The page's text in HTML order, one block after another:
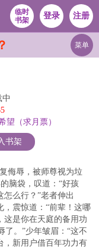
临时
书架
登录 注册
菜单
望（求月票）
书架
侮辱，被师尊视为垃
脑袋，叹道：“好孩
怎么行？”老者伸出
，震惊道：“前辈！这哪
这是你在天庭的备用功
了。”少年皱眉：“这不
新用户借百年功力有